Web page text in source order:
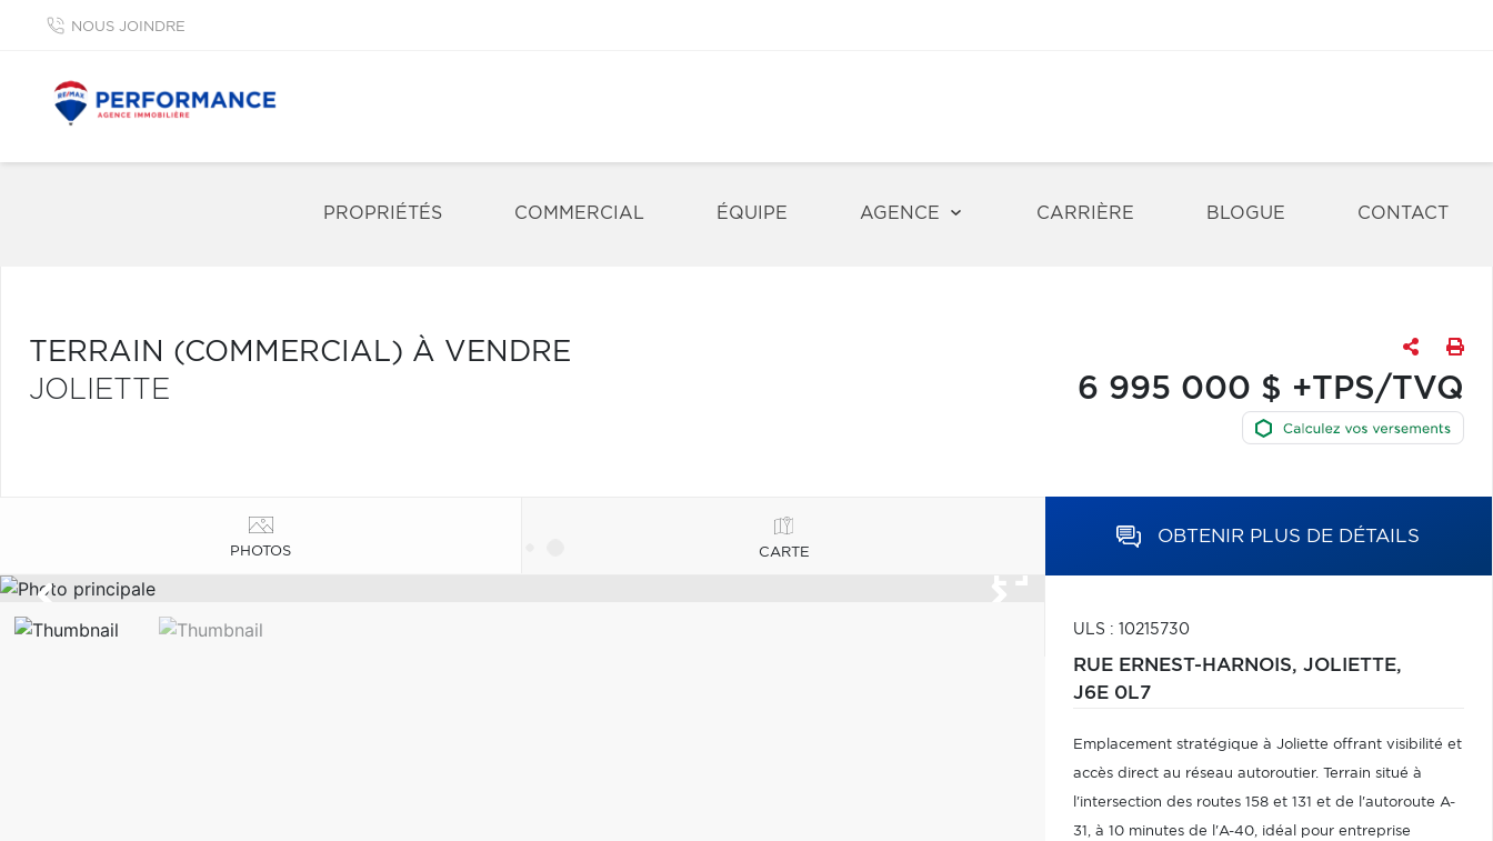
NOUS JOINDRE
PROPRIÉTÉS COMMERCIAL ÉQUIPE AGENCE CARRIÈRE BLOGUE CONTACT
TERRAIN (COMMERCIAL) À VENDRE
JOLIETTE
6 995 000 $ +TPS/TVQ
PHOTOS CARTE
OBTENIR PLUS DE DÉTAILS
ULS : 10215730
RUE ERNEST-HARNOIS, JOLIETTE,
J6E 0L7
Emplacement stratégique à Joliette offrant visibilité et
accès direct au réseau autoroutier. Terrain situé à
l'intersection des routes 158 et 131 et de l'autoroute A-
31, à 10 minutes de l'A-40, idéal pour entreprise